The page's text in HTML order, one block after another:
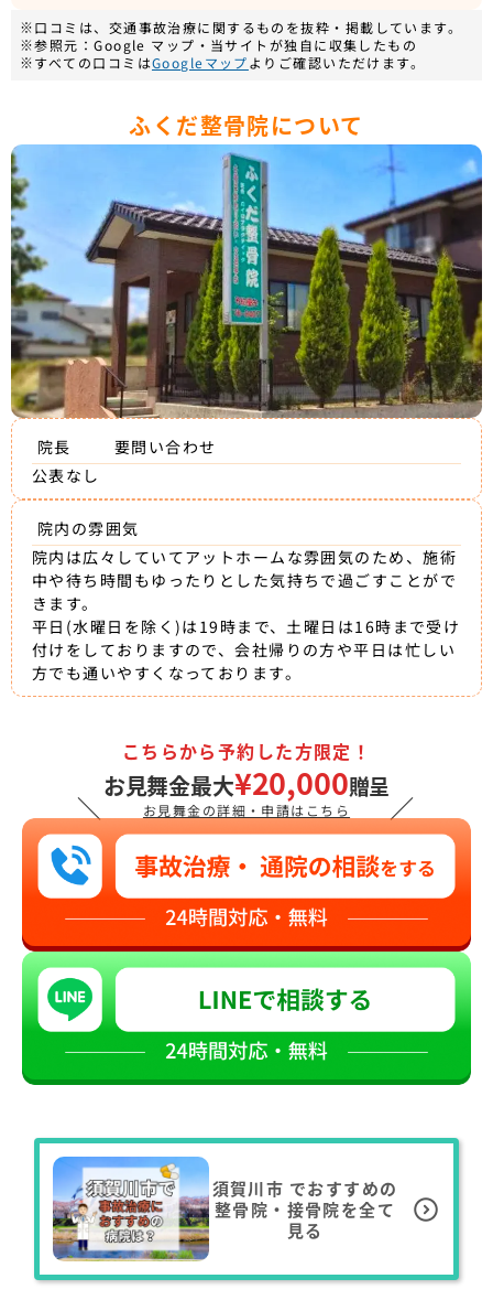
※口コミは、交通事故治療に関するものを抜粋・掲載しています。
※参照元：Google マップ・当サイトが独自に収集したもの
※すべての口コミはGoogleマップよりご確認いただけます。
ふくだ整骨院について
院長
要問い合わせ
公表なし
院内の雰囲気
院内は広々していてアットホームな雰囲気のため、施術
中や待ち時間もゆったりとした気持ちで過ごすことがで
きます。
平日(水曜日を除く)は19時まで、土曜日は16時まで受け
付けをしておりますので、会社帰りの方や平日は忙しい
方でも通いやすくなっております。
＼
こちらから予約した方限定！
お見舞金最大¥20,000贈呈
お見舞金の詳細・申請はこちら ／
須賀川市 でおすすめの
整骨院・接骨院を全て
見る